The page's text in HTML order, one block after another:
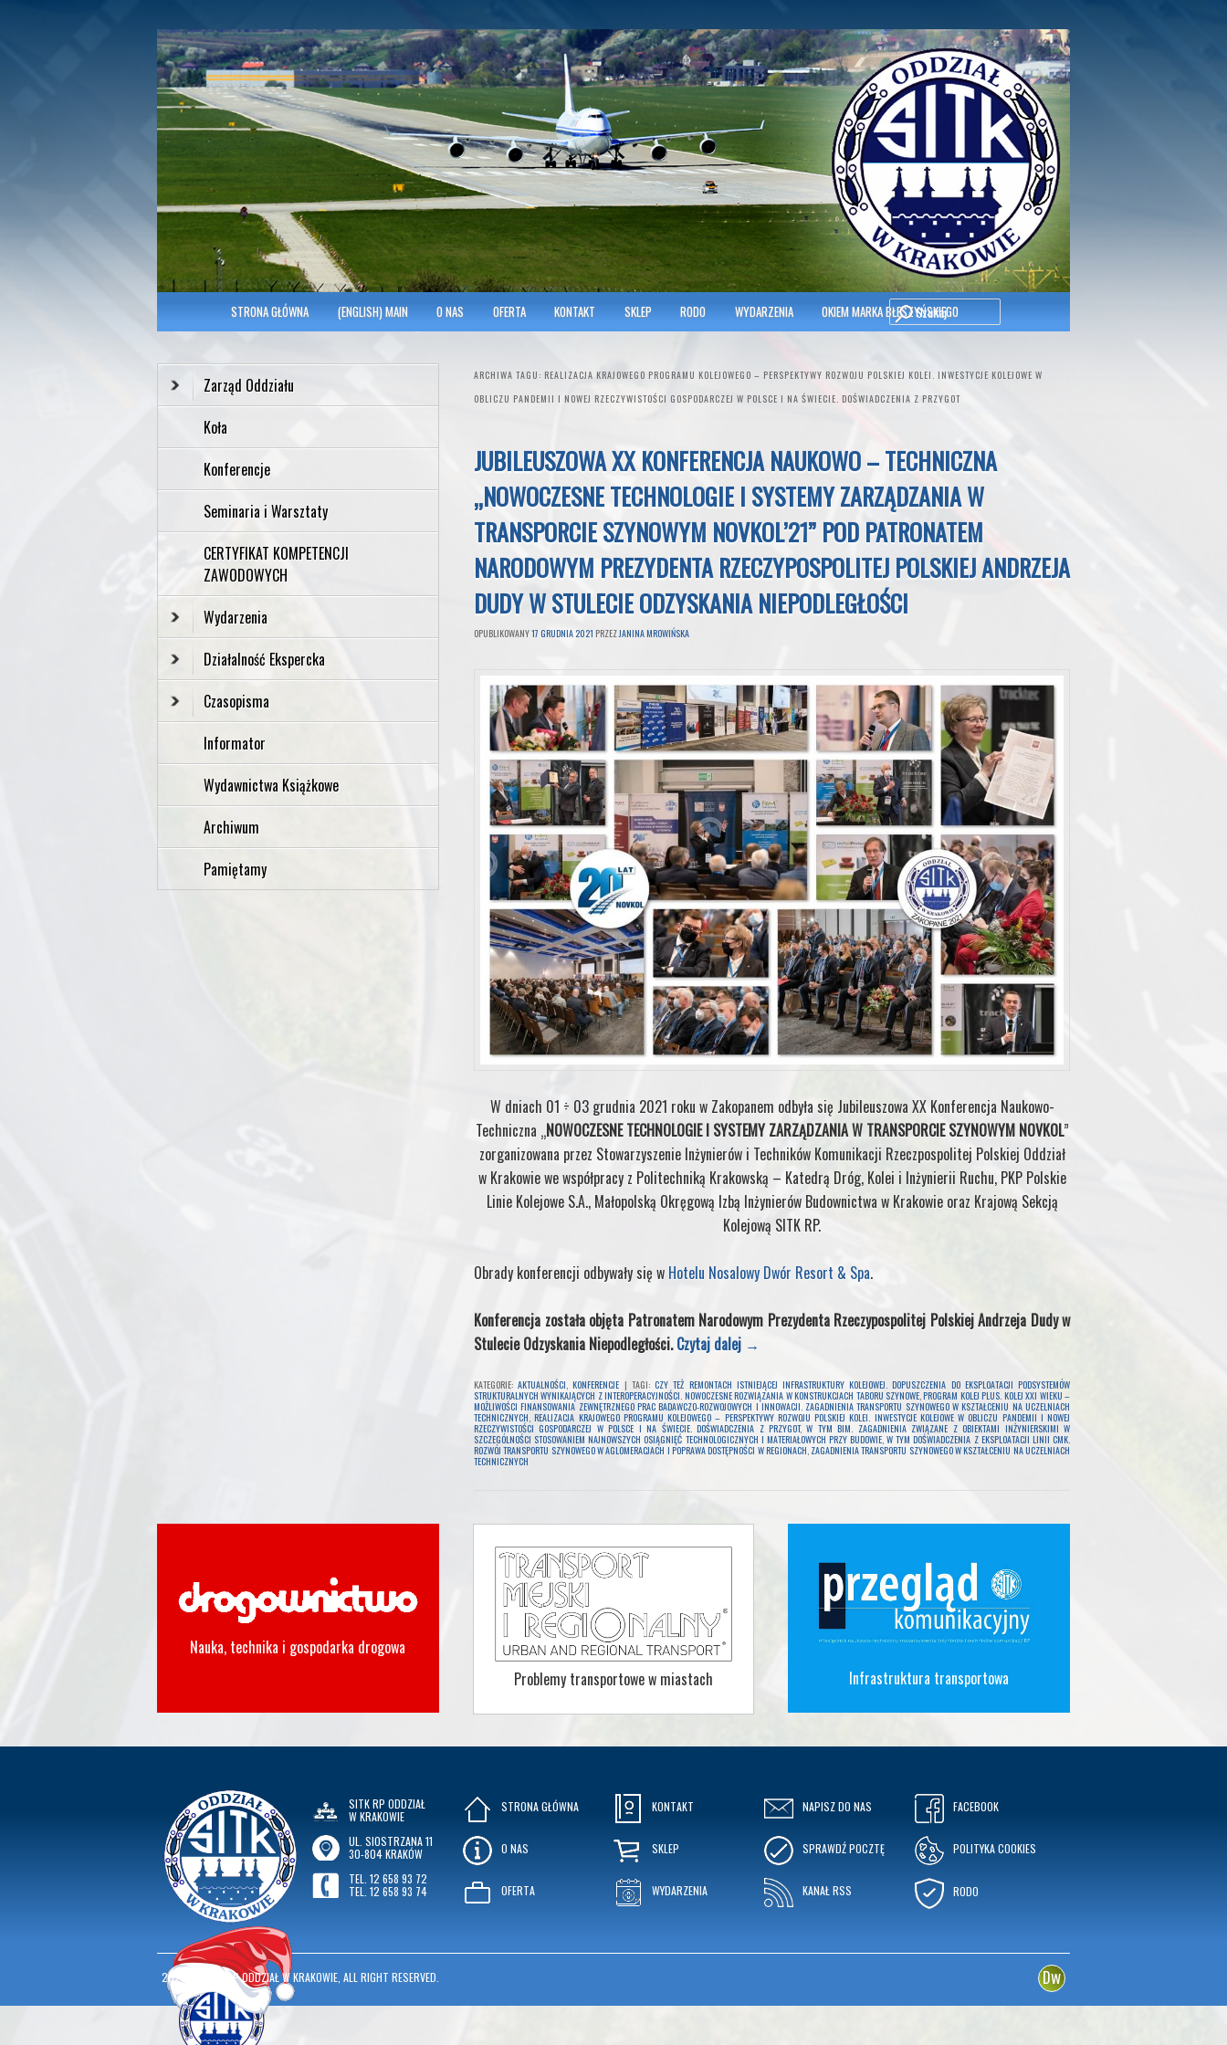
SITK RP Oddział w KRAKOWIE
Polish Association of Engineers & Technicians of Transportation
Szukaj
MENU GŁÓWNESTRONA GŁÓWNA (ENGLISH) MAIN O NAS OFERTA KONTAKT SKLEP RODO WYDARZENIA OKIEM MARKA BŁESZYŃSKIEGO
ARCHIWA TAGU: REALIZACJA KRAJOWEGO PROGRAMU KOLEJOWEGO – PERSPEKTYWY ROZWOJU POLSKIEJ KOLEI. INWESTYCJE KOLEJOWE W
OBLICZU PANDEMII I NOWEJ RZECZYWISTOŚCI GOSPODARCZEJ W POLSCE I NA ŚWIECIE. DOŚWIADCZENIA Z PRZYGOT
JUBILEUSZOWA XX KONFERENCJA NAUKOWO – TECHNICZNA
„NOWOCZESNE TECHNOLOGIE I SYSTEMY ZARZĄDZANIA W
TRANSPORCIE SZYNOWYM NOVKOL’21” POD PATRONATEM
NARODOWYM PREZYDENTA RZECZYPOSPOLITEJ POLSKIEJ ANDRZEJA
DUDY W STULECIE ODZYSKANIA NIEPODLEGŁOŚCI
OPUBLIKOWANY17 GRUDNIA 2021 PRZEZJANINA MROWIŃSKA
W dniach 01 ÷ 03 grudnia 2021 roku w Zakopanem odbyła się Jubileuszowa XX Konferencja Naukowo-
Techniczna „NOWOCZESNE TECHNOLOGIE I SYSTEMY ZARZĄDZANIA W TRANSPORCIE SZYNOWYM NOVKOL”
zorganizowana przez Stowarzyszenie Inżynierów i Techników Komunikacji Rzeczpospolitej Polskiej Oddział
w Krakowie we współpracy z Politechniką Krakowską – Katedrą Dróg, Kolei i Inżynierii Ruchu, PKP Polskie
Linie Kolejowe S.A., Małopolską Okręgową Izbą Inżynierów Budownictwa w Krakowie oraz Krajową Sekcją
Kolejową SITK RP.
Obrady konferencji odbywały się w Hotelu Nosalowy Dwór Resort & Spa.
Konferencja została objęta Patronatem Narodowym Prezydenta Rzeczypospolitej Polskiej Andrzeja Dudy w
Stulecie Odzyskania Niepodległości.Czytaj dalej →
KATEGORIE: AKTUALNOŚCI ,KONFERENCJE | TAGI: CZY TEŻ REMONTACH ISTNIEJĄCEJ INFRASTRUKTURY KOLEJOWEJ. DOPUSZCZENIA DO EKSPLOATACJI PODSYSTEMÓW
STRUKTURALNYCH WYNIKAJĄCYCH Z INTEROPERACYJNOŚCI. NOWOCZESNE ROZWIĄZANIA W KONSTRUKCJACH TABORU SZYNOWE,PROGRAM KOLEJ PLUS. KOLEJ XXI WIEKU –
MOŻLIWOŚCI FINANSOWANIA ZEWNĘTRZNEGO PRAC BADAWCZO-ROZWOJOWYCH I INNOWACJI. ZAGADNIENIA TRANSPORTU SZYNOWEGO W KSZTAŁCENIU NA UCZELNIACH
TECHNICZNYCH ,REALIZACJA KRAJOWEGO PROGRAMU KOLEJOWEGO – PERSPEKTYWY ROZWOJU POLSKIEJ KOLEI. INWESTYCJE KOLEJOWE W OBLICZU PANDEMII I NOWEJ
RZECZYWISTOŚCI GOSPODARCZEJ W POLSCE I NA ŚWIECIE. DOŚWIADCZENIA Z PRZYGOT,W TYM BIM. ZAGADNIENIA ZWIĄZANE Z OBIEKTAMI INŻYNIERSKIMI W
SZCZEGÓLNOŚCI STOSOWANIEM NAJNOWSZYCH OSIĄGNIĘĆ TECHNOLOGICZNYCH I MATERIAŁOWYCH PRZY BUDOWIE ,W TYM DOŚWIADCZENIA Z EKSPLOATACJI LINII CMK.
ROZWÓJ TRANSPORTU SZYNOWEGO W AGLOMERACJACH I POPRAWA DOSTĘPNOŚCI W REGIONACH ZAGADNIENIA TRANSPORTU SZYNOWEGO W KSZTAŁCENIU NA UCZELNIACH
TECHNICZNYCH
Zarząd Oddziału
Koła
Konferencje
Seminaria i Warsztaty
CERTYFIKAT KOMPETENCJI
ZAWODOWYCH
Wydarzenia
Działalność Ekspercka
Czasopisma
Informator
Wydawnictwa Książkowe
Archiwum
Pamiętamy
Nauka, technika i gospodarka drogowa
Problemy transportowe w miastach
Infrastruktura transportowa
SITK RP ODDZIAŁ
W KRAKOWIE
UL. SIOSTRZANA 11
30-804 KRAKÓW
TEL. 12 658 93 72
TEL. 12 658 93 74
STRONA GŁÓWNA
O NAS
OFERTA
KONTAKT
SKLEP
WYDARZENIA
NAPISZ DO NAS
SPRAWDŹ POCZTĘ
KANAŁ RSS
FACEBOOK
POLITYKA COOKIES
RODO
2026 SITK RP ODDZIAŁ W KRAKOWIE, ALL RIGHT RESERVED. Dw